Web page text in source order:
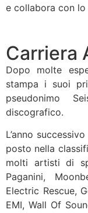
e collabora con lo
Carriera
Dopo molte
stampa i suoi
pseudonimo
discografico.
L’anno
posto nella
molti artisti di
Paganini,
Electric Rescue,
EMI, Wall Of